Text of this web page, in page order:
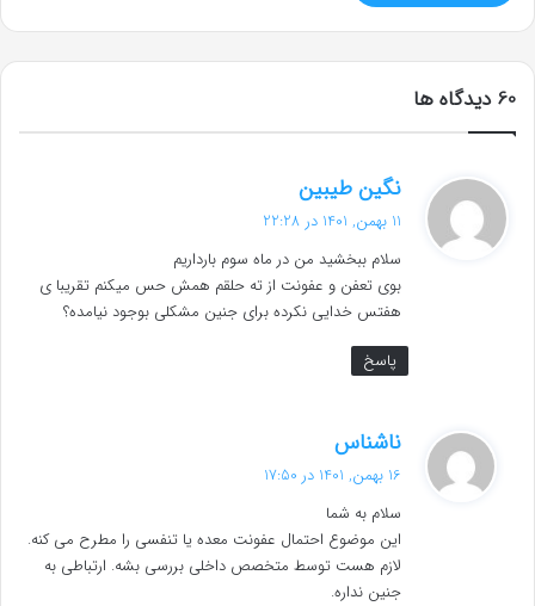
‫60 دیدگاه ها
نگین طیبین
ف
:
11 بهمن, 1401 در 22:28
سلام ببخشید من در ماه سوم بارداریم
بوی تعفن و عفونت از ته حلقم همش حس میکنم تقریبا ی
هفتس خدایی نکرده برای جنین مشکلی بوجود نیامده؟
پاسخ
ناشناس
ف
:
16 بهمن, 1401 در 17:50
سلام به شما
این موضوع احتمال عفونت معده یا تنفسی را مطرح می کنه.
لازم هست توسط متخصص داخلی بررسی بشه. ارتباطی به
جنین نداره.